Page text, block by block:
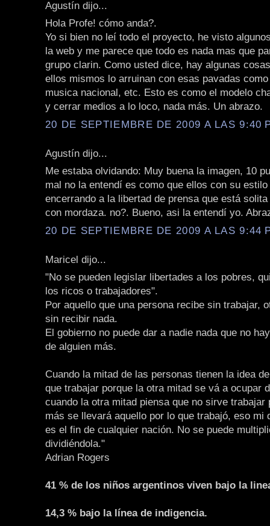
Agustín dijo...
Hola Profe! cómo anda?.
Yo si bien no leí todo el proyecto, he visto
la web y me parece que todo es nada mas que
grupo clarin. Como usted dice, hay algunas
ellos mismos lo arruinan con esas pavadas
musica nacional, etc. Esto es como el modelo
y cerrar medios a lo loco, nada más. Un abrazo.
20 DE SEPTIEMBRE DE 2009 A LAS 9:40
Agustín dijo...
Me estaba olvidando: Muy buena la imagen, 10
mal no la entendí es como que ellos con su
encerrando a la libertad de prensa que está
con mordaza. no?. Bueno, asi la entendí yo.
20 DE SEPTIEMBRE DE 2009 A LAS 9:44
Maricel dijo...
"No se pueden legislar libertades a los pobres,
los ricos o trabajadores".
Por aquello que una persona recibe sin trabajar,
sin recibir nada.
El gobierno no puede dar a nadie nada que no
de alguien más.
Cuando la mitad de las personas tienen la idea
que trabajar porque la otra mitad se vá a ocupar
cuando la otra mitad piensa que no sirve trabajar
más se llevará aquello por lo que trabajó, eso mi
es el fin de cualquier nación. No se puede
dividiéndola."
Adrian Rogers
41 % de los niños argentinos viven bajo la
14,3 % bajo la línea de indigencia.